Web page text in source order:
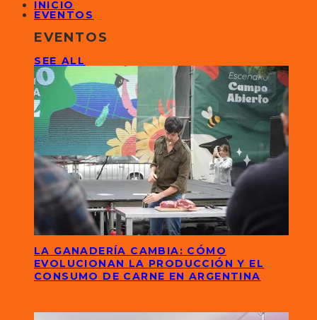
INICIO
EVENTOS
EVENTOS
SEE ALL
LA GANADERÍA CAMBIA: CÓMO
EVOLUCIONAN LA PRODUCCIÓN Y EL
CONSUMO DE CARNE EN ARGENTINA